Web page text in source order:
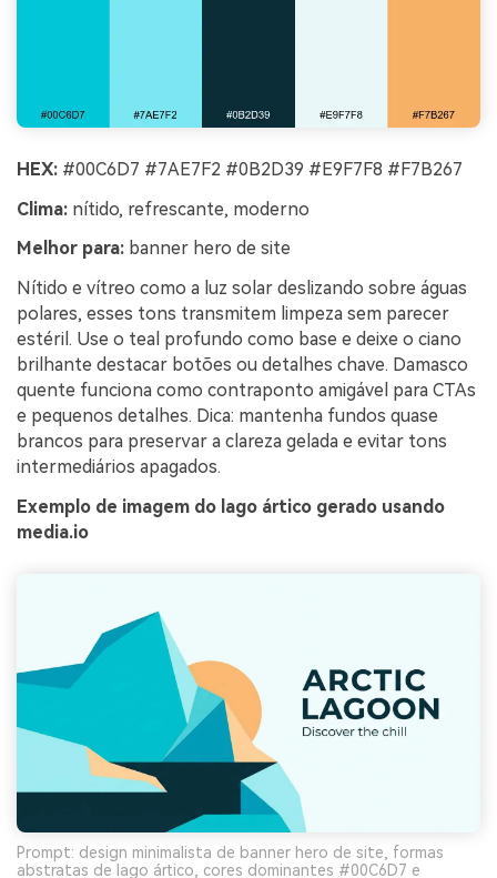
HEX: #00C6D7 #7AE7F2 #0B2D39 #E9F7F8 #F7B267
Clima: nítido, refrescante, moderno
Melhor para: banner hero de site
Nítido e vítreo como a luz solar deslizando sobre águas
polares, esses tons transmitem limpeza sem parecer
estéril. Use o teal profundo como base e deixe o ciano
brilhante destacar botões ou detalhes chave. Damasco
quente funciona como contraponto amigável para CTAs
e pequenos detalhes. Dica: mantenha fundos quase
brancos para preservar a clareza gelada e evitar tons
intermediários apagados.
Exemplo de imagem do lago ártico gerado usando
media.io
Prompt: design minimalista de banner hero de site, formas
abstratas de lago ártico, cores dominantes #00C6D7 e